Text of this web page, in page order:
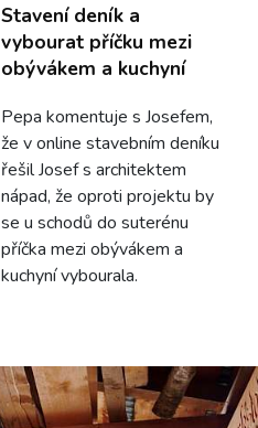
Stavení deník a
vybourat příčku mezi
obývákem a kuchyní
Pepa komentuje s Josefem,
že v online stavebním deníku
řešil Josef s architektem
nápad, že oproti projektu by
se u schodů do suterénu
příčka mezi obývákem a
kuchyní vybourala.